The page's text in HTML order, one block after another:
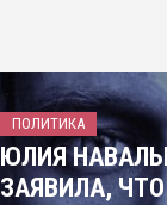
ПОЛИТИКА
ЮЛИЯ
ЗАЯВИЛА,